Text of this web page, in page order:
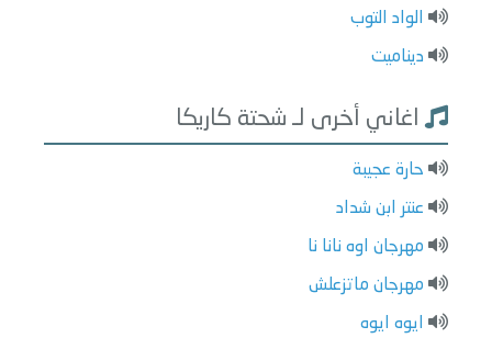
الواد التوب
ديناميت
اغاني أخرى لـ شحتة كاريكا
حارة عجيبة
عنتر ابن شداد
مهرجان اوه نانا نا
مهرجان ماتزعلش
ايوه ايوه